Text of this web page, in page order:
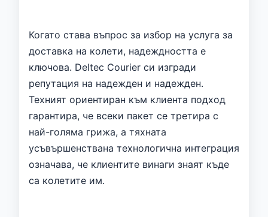
Когато става въпрос за избор на услуга за
доставка на колети, надеждността е
ключова. Deltec Courier си изгради
репутация на надежден и надежден.
Техният ориентиран към клиента подход
гарантира, че всеки пакет се третира с
най-голяма грижа, а тяхната
усъвършенствана технологична интеграция
означава, че клиентите винаги знаят къде
са колетите им.